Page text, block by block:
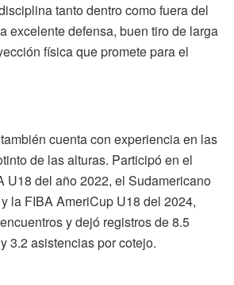
tanto dentro como fuera del
excelente defensa, buen tiro de larga
física que promete para el
cuenta con experiencia en las
de las alturas. Participó en el
U18 del año 2022, el Sudamericano
la FIBA AmeriCup U18 del 2024,
y dejó registros de 8.5
3.2 asistencias por cotejo.